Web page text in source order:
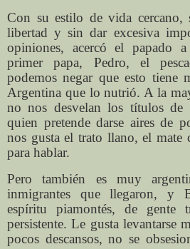
Con su estilo de vida cercano,
libertad y sin dar excesiva
opiniones, acercó el papado
primer papa, Pedro, el
podemos negar que esto tiene
Argentina que lo nutrió. A la
no nos desvelan los títulos de
quien pretende darse aires de
nos gusta el trato llano, el mate
para hablar.
Pero también es muy
inmigrantes que llegaron, y
espíritu piamontés, de gente
persistente. Le gusta levantarse
pocos descansos, no se